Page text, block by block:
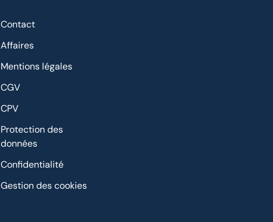
Contact
Affaires
Mentions légales
CGV
CPV
Protection des
données
Confidentialité
Gestion des cookies